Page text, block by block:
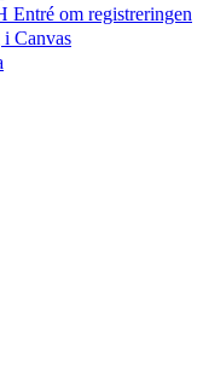
om registreringen
Canvas